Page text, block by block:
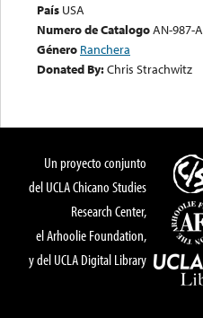
País USA
Numero de CatalogoAN-987-A
Género Ranchera
Donated By:Chris Strachwitz
Un proyecto conjunto
del UCLA Chicano Studies
Research Center,
el Arhoolie Foundation,
y del UCLA Digital Library